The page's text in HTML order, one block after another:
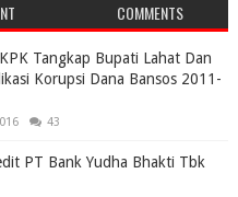
COMMENTS
Tangkap Bupati Lahat Dan
Korupsi Dana Bansos 2011-
43
PT Bank Yudha Bhakti Tbk